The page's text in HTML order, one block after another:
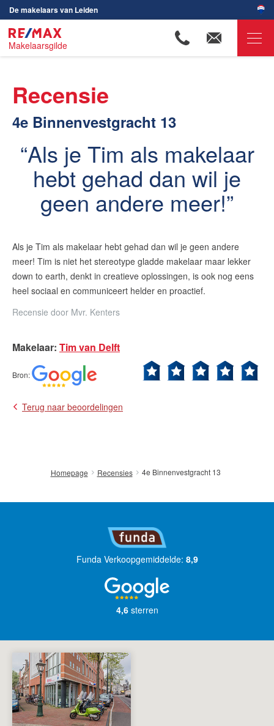
De makelaars van Leiden
Makelaarsgilde
Ons aanbod
Woningzoekers
Ons werkgebied
Huis verkopen
Huis kopen
Huis huren
Onze diensten
Contact
Zelfstandig makelaar worden
Blog
Nieuwe kansen voor starters op
Lees de blog van
Recensie
4e Binnenvestgracht 13
Als je Tim als makelaar
hebt gehad dan wil je
geen andere meer!
Als je Tim als makelaar hebt gehad dan wil je geen andere
meer! Tim is niet het stereotype gladde makelaar maar lekker
down to earth, denkt in creatieve oplossingen, is ook nog eens
heel sociaal en communiceert helder en proactief.
Recensie door Mvr. Kenters
Makelaar: Tim van Delft
Bron:
Terug naar beoordelingen
Homepage Recensies 4e Binnenvestgracht 13
Funda Verkoopgemiddelde: 8,9
4,6sterren